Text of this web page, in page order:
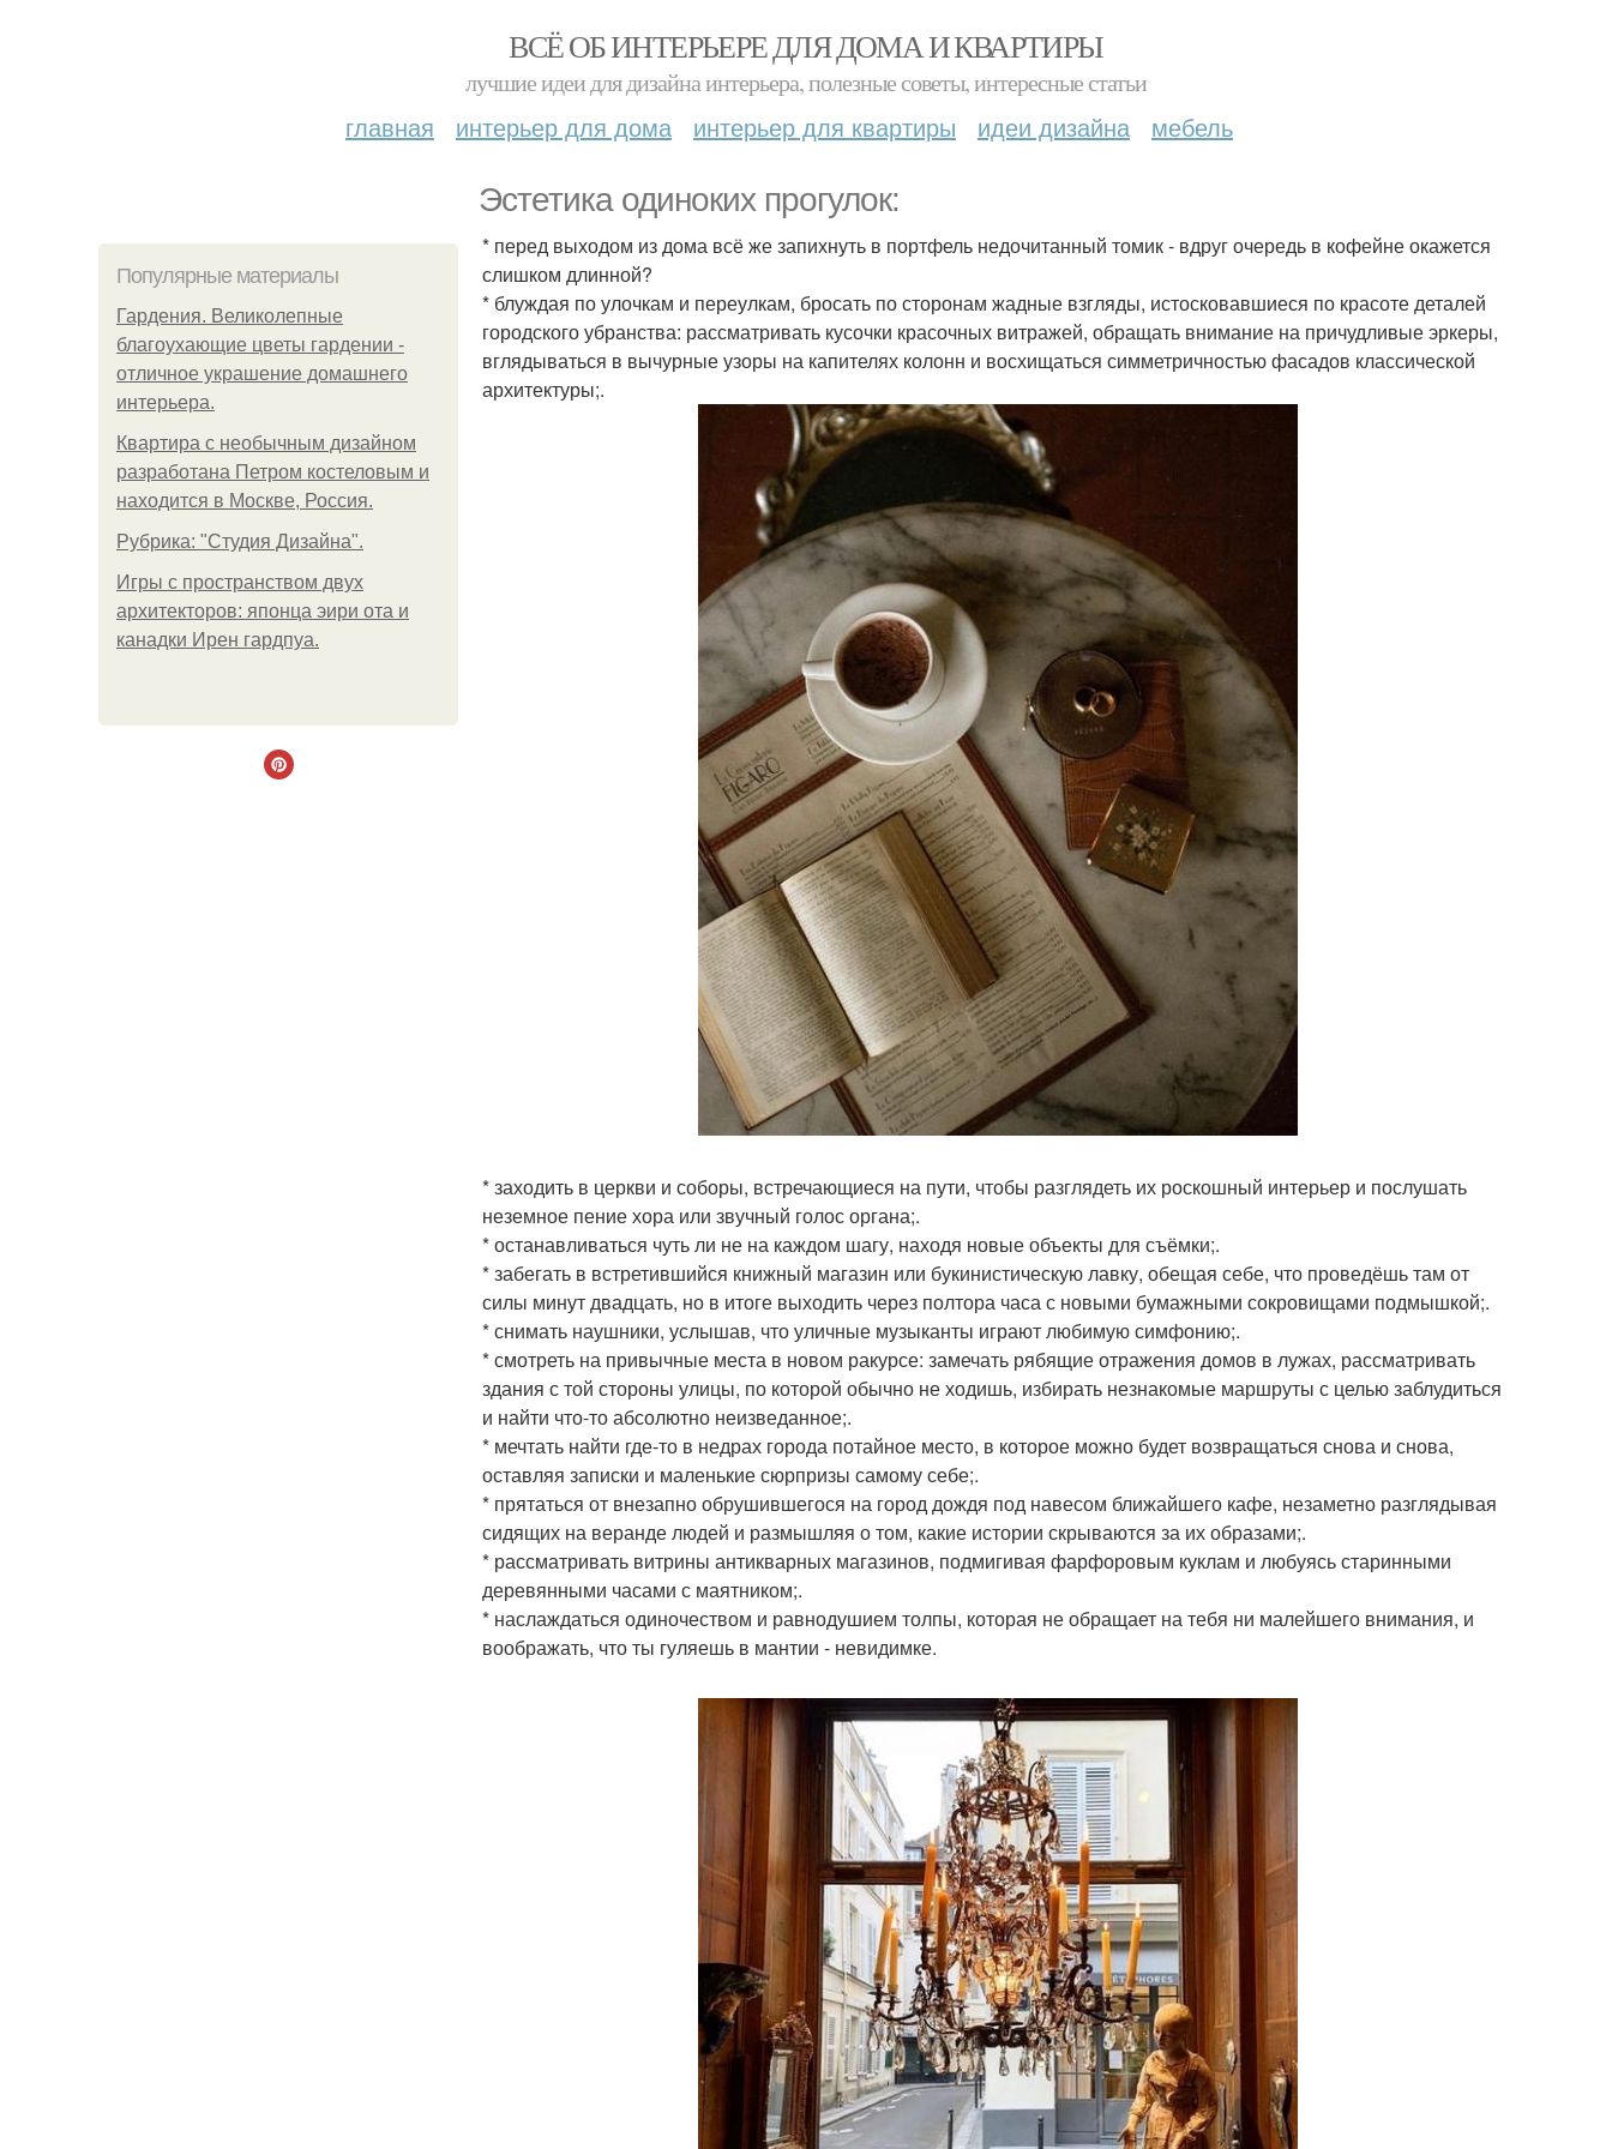
ВСЁ ОБ ИНТЕРЬЕРЕ ДЛЯ ДОМА И КВАРТИРЫ
лучшие идеи для дизайна интерьера, полезные советы, интересные статьи
главная интерьер для дома интерьер для квартиры идеи дизайна мебель
Эстетика одиноких прогулок:
Популярные материалы
Гардения. Великолепные
благоухающие цветы гардении -
отличное украшение домашнего
интерьера.
Квартира с необычным дизайном
разработана Петром костеловым и
находится в Москве, Россия.
Рубрика: "Студия Дизайна".
Игры с пространством двух
архитекторов: японца эири ота и
канадки Ирен гардпуа.
* перед выходом из дома всё же запихнуть в портфель недочитанный томик - вдруг очередь в кофейне окажется
слишком длинной?
* блуждая по улочкам и переулкам, бросать по сторонам жадные взгляды, истосковавшиеся по красоте деталей
городского убранства: рассматривать кусочки красочных витражей, обращать внимание на причудливые эркеры,
вглядываться в вычурные узоры на капителях колонн и восхищаться симметричностью фасадов классической
архитектуры;.
* заходить в церкви и соборы, встречающиеся на пути, чтобы разглядеть их роскошный интерьер и послушать
неземное пение хора или звучный голос органа;.
* останавливаться чуть ли не на каждом шагу, находя новые объекты для съёмки;.
* забегать в встретившийся книжный магазин или букинистическую лавку, обещая себе, что проведёшь там от
силы минут двадцать, но в итоге выходить через полтора часа с новыми бумажными сокровищами подмышкой;.
* снимать наушники, услышав, что уличные музыканты играют любимую симфонию;.
* смотреть на привычные места в новом ракурсе: замечать рябящие отражения домов в лужах, рассматривать
здания с той стороны улицы, по которой обычно не ходишь, избирать незнакомые маршруты с целью заблудиться
и найти что-то абсолютно неизведанное;.
* мечтать найти где-то в недрах города потайное место, в которое можно будет возвращаться снова и снова,
оставляя записки и маленькие сюрпризы самому себе;.
* прятаться от внезапно обрушившегося на город дождя под навесом ближайшего кафе, незаметно разглядывая
сидящих на веранде людей и размышляя о том, какие истории скрываются за их образами;.
* рассматривать витрины антикварных магазинов, подмигивая фарфоровым куклам и любуясь старинными
деревянными часами с маятником;.
* наслаждаться одиночеством и равнодушием толпы, которая не обращает на тебя ни малейшего внимания, и
воображать, что ты гуляешь в мантии - невидимке.